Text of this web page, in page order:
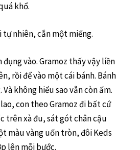
khổ.
tự nhiên, cắn một miếng.
đụng vào. Gramoz thấy vậy liền
rồi để vào một cái bánh. Bánh
không hiểu sao vẫn còn ấm.
con theo Gramoz đi bất cứ
trên xà đu, sát gót chân cậu
màu vàng uốn tròn, đôi Keds
lên mỗi bước.